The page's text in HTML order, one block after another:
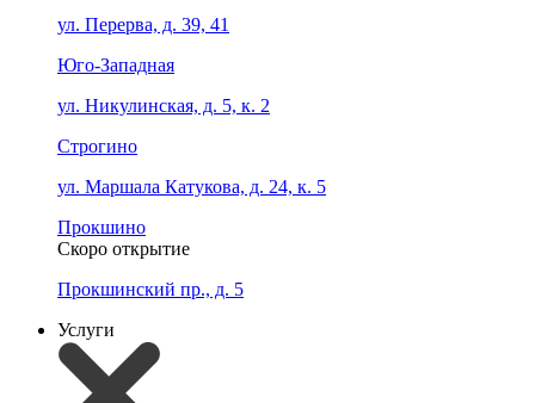
ул. Перерва, д. 39, 41
Юго-Западная
ул. Никулинская, д. 5, к. 2
Строгино
ул. Маршала Катукова, д. 24, к. 5
Прокшино
Скоро открытие
Прокшинский пр., д. 5
Услуги